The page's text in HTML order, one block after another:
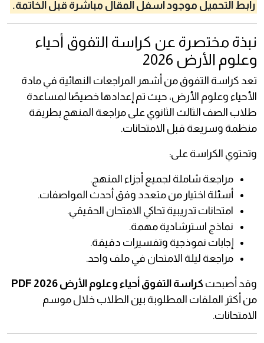
رابط التحميل موجود أسفل المقال مباشرة قبل الخاتمة.
نبذة مختصرة عن كراسة التفوق أحياء
وعلوم الأرض 2026
تعد كراسة التفوق من أشهر المراجعات النهائية في مادة
الأحياء وعلوم الأرض، حيث تم إعدادها خصيصًا لمساعدة
طلاب الصف الثالث الثانوي على مراجعة المنهج بطريقة
منظمة وسريعة قبل الامتحانات.
وتحتوي الكراسة على:
مراجعة شاملة لجميع أجزاء المنهج.
أسئلة اختيار من متعدد وفق أحدث المواصفات.
امتحانات تدريبية تحاكي الامتحان الحقيقي.
نماذج استرشادية مهمة.
إجابات نموذجية وتفسيرات دقيقة.
مراجعة ليلة الامتحان في ملف واحد.
وقد أصبحت كراسة التفوق أحياء وعلوم الأرض 2026 PDF
من أكثر الملفات المطلوبة بين الطلاب خلال موسم
الامتحانات.